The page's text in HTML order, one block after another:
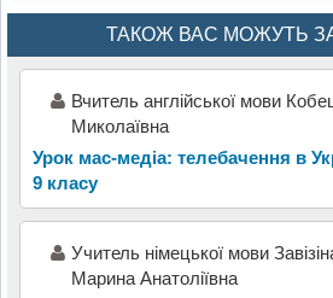
ТАКОЖ ВАС МОЖУТЬ
Вчитель англійської мови
Миколаївна
Урок мас-медіа: телебачення в
9 класу
Учитель німецької мови
Марина Анатоліївна